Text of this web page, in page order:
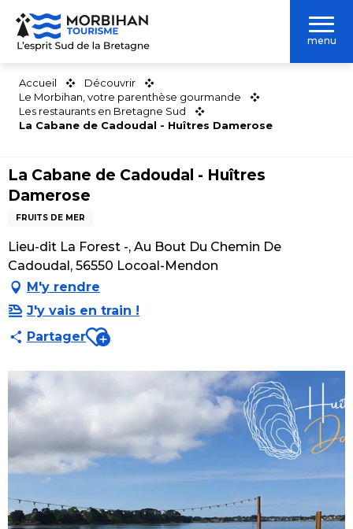
Aller
contenu
menu
Accueil
Découvrir
Le Morbihan, votre parenthèse gourmande
Les restaurants en Bretagne Sud
La Cabane de Cadoudal - Huîtres Damerose
La Cabane de Cadoudal - Huîtres
Damerose
FRUITS DE MER
Lieu-dit La Forest -, Au Bout Du Chemin De
Cadoudal, 56550 Locoal-Mendon
M'y rendre
J'y vais en train !
PartagerAjouter aux favoris